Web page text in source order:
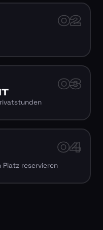
02
03
04
reservieren